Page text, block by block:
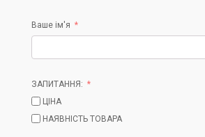
Ваше ім'я
ЗАПИТАННЯ:
ЦІНА
НАЯВНІСТЬ ТОВАРА